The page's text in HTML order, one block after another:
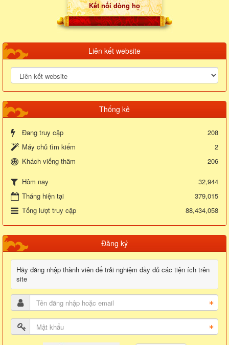
Kết nối dòng họ
Liên kết website
Thống kê
Đang truy cập
208
Máy chủ tìm kiếm
2
Khách viếng thăm
206
Hôm nay
32,944
Tháng hiện tại
379,015
Tổng lượt truy cập
88,434,058
Đăng ký
Hãy đăng nhập thành viên để trải nghiệm đầy đủ các tiện ích trên
site